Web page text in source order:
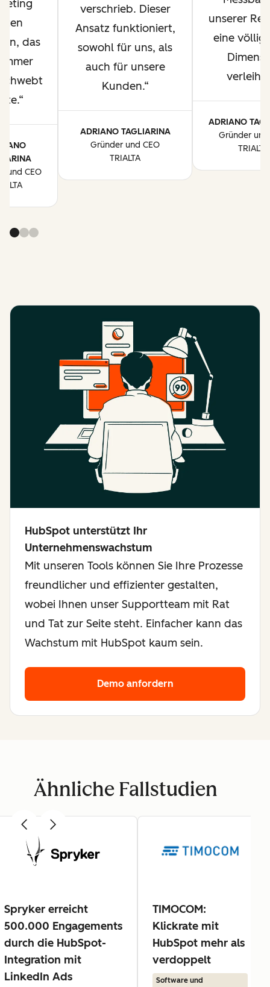
das
und CEO
verschrieb. Dieser
Ansatz funktioniert,
sowohl für uns, als
auch für unsere
Kunden.
ADRIANO TAGLIARINA
Gründer und CEO
TRIALTA
unserer
eine völlig
ADRIANO
Gründer und
TRIALTA
HubSpot unterstützt Ihr
Unternehmenswachstum
Mit unseren Tools können Sie Ihre Prozesse
freundlicher und effizienter gestalten,
wobei Ihnen unser Supportteam mit Rat
und Tat zur Seite steht. Einfacher kann das
Wachstum mit HubSpot kaum sein.
Demo anfordern
Ähnliche Fallstudien
Spryker erreicht
500.000 Engagements
durch die HubSpot-
Integration mit
LinkedIn Ads
TIMOCOM:
Klickrate mit
HubSpot mehr als
verdoppelt
Software und